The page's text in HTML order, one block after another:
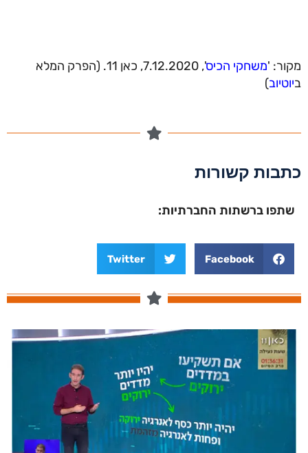
מקור: 'משחקי הכיס
', 7.12.2020, כאן 11. (הפרק המלא
ביוטיוב)
כתבות קשורות
שתפו ברשתות החברתיות:
Facebook
Twitter